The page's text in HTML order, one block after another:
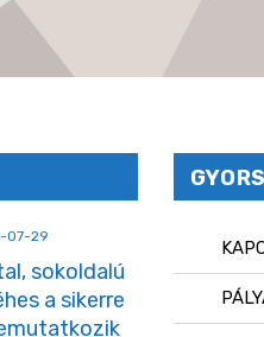
07-29
sokoldalú
a sikerre